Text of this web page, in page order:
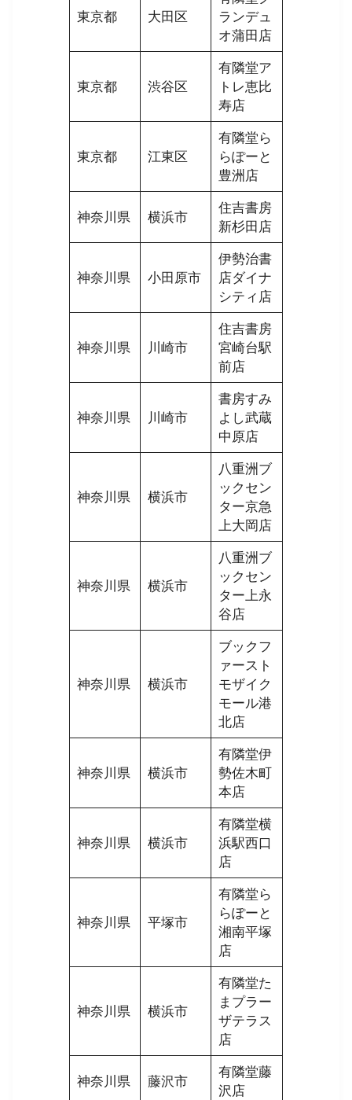
東京都 大田区
ランデュ
オ蒲田店
東京都 渋谷区
有隣堂ア
トレ恵比
寿店
東京都 江東区
有隣堂ら
らぽーと
豊洲店
神奈川県 横浜市
住吉書房
新杉田店
神奈川県 小田原市
伊勢治書
店ダイナ
シティ店
神奈川県 川崎市
住吉書房
宮崎台駅
前店
神奈川県 川崎市
書房すみ
よし武蔵
中原店
神奈川県 横浜市
八重洲ブ
ックセン
ター京急
上大岡店
神奈川県 横浜市
八重洲ブ
ックセン
ター上永
谷店
神奈川県 横浜市
ブックフ
ァースト
モザイク
モール港
北店
神奈川県 横浜市
有隣堂伊
勢佐木町
本店
神奈川県 横浜市
有隣堂横
浜駅西口
店
神奈川県 平塚市
有隣堂ら
らぽーと
湘南平塚
店
神奈川県 横浜市
有隣堂た
まプラー
ザテラス
店
神奈川県 藤沢市
有隣堂藤
沢店